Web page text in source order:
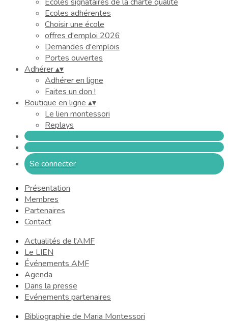
Ecoles adhérentes
Choisir une école
offres d'emploi 2026
Demandes d'emplois
Portes ouvertes
Adhérer▴▾
Adhérer en ligne
Faites un don !
Boutique en ligne ▴▾
Le lien montessori
Replays
Se connecter
Présentation
Membres
Partenaires
Contact
Actualités de l'AMF
Le LIEN
Événements AMF
Agenda
Dans la presse
Evénements partenaires
Bibliographie de Maria Montessori